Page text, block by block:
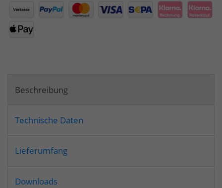
Beschreibung
Technische Daten
Lieferumfang
Downloads